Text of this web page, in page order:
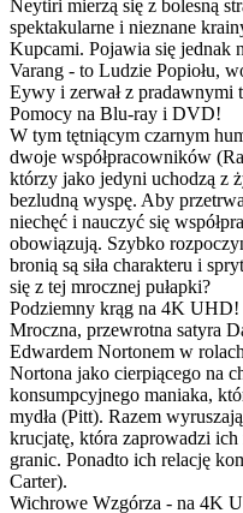
Neytiri mierzą się z bolesną
spektakularne i nieznane
Kupcami. Pojawia się jednak
Varang - to Ludzie Popiołu,
Eywy i zerwał z pradawnymi
Pomocy na Blu-ray i DVD!
W tym tętniącym czarnym
dwoje współpracowników
którzy jako jedyni uchodzą z
bezludną wyspę. Aby
niechęć i nauczyć się
obowiązują. Szybko
bronią są siła charakteru i
się z tej mrocznej pułapki?
Podziemny krąg na 4K UHD!
Mroczna, przewrotna satyra
Edwardem Nortonem w
Nortona jako cierpiącego na
konsumpcyjnego maniaka,
mydła (Pitt). Razem
krucjatę, która zaprowadzi
granic. Ponadto ich relację
Carter).
Wichrowe Wzgórza - na 4K